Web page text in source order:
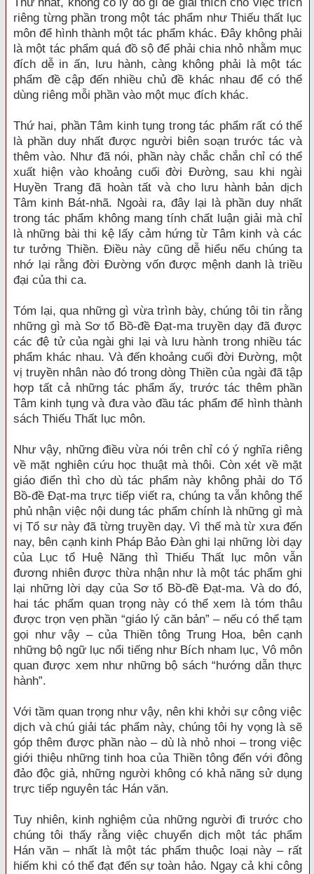
riêng từng phần trong một tác phẩm như Thiếu thất lục
môn để hình thành một tác phẩm khác. Đây không phải
là một tác phẩm quá đồ sộ để phải chia nhỏ nhằm mục
đích dễ in ấn, lưu hành, càng không phải là một tác
phẩm đề cập đến nhiều chủ đề khác nhau để có thể
dùng riêng mỗi phần vào một mục đích khác.
Thứ hai, phần Tâm kinh tụng trong tác phẩm rất có thể
là phần duy nhất được người biên soạn trước tác và
thêm vào. Như đã nói, phần này chắc chắn chỉ có thể
xuất hiện vào khoảng cuối đời Đường, sau khi ngài
Huyền Trang đã hoàn tất và cho lưu hành bản dịch
Tâm kinh Bát-nhã. Ngoài ra, đây lại là phần duy nhất
trong tác phẩm không mang tính chất luận giải mà chỉ
là những bài thi kệ lấy cảm hứng từ Tâm kinh và các
tư tưởng Thiền. Điều này cũng dễ hiểu nếu chúng ta
nhớ lại rằng đời Đường vốn được mệnh danh là triều
đại của thi ca.
Tóm lại, qua những gì vừa trình bày, chúng tôi tin rằng
những gì mà Sơ tổ Bồ-đề Đạt-ma truyền dạy đã được
các đệ tử của ngài ghi lại và lưu hành trong nhiều tác
phẩm khác nhau. Và đến khoảng cuối đời Đường, một
vị truyền nhân nào đó trong dòng Thiền của ngài đã tập
hợp tất cả những tác phẩm ấy, trước tác thêm phần
Tâm kinh tụng và đưa vào đầu tác phẩm để hình thành
sách Thiếu Thất lục môn.
Như vậy, những điều vừa nói trên chỉ có ý nghĩa riêng
về mặt nghiên cứu học thuật mà thôi. Còn xét về mặt
giáo điển thì cho dù tác phẩm này không phải do Tổ
Bồ-đề Đạt-ma trực tiếp viết ra, chúng ta vẫn không thể
phủ nhận việc nội dung tác phẩm chính là những gì mà
vị Tổ sư này đã từng truyền dạy. Vì thế mà từ xưa đến
nay, bên cạnh kinh Pháp Bảo Đàn ghi lại những lời dạy
của Lục tổ Huệ Năng thì Thiếu Thất lục môn vẫn
đương nhiên được thừa nhận như là một tác phẩm ghi
lại những lời dạy của Sơ tổ Bồ-đề Đạt-ma. Và do đó,
hai tác phẩm quan trọng này có thể xem là tóm thâu
được trọn vẹn phần “giáo lý căn bản” – nếu có thể tạm
gọi như vậy – của Thiền tông Trung Hoa, bên cạnh
những bộ ngữ lục nổi tiếng như Bích nham lục, Vô môn
quan được xem như những bộ sách “hướng dẫn thực
hành”.
Với tầm quan trọng như vậy, nên khi khởi sự công việc
dịch và chú giải tác phẩm này, chúng tôi hy vọng là sẽ
góp thêm được phần nào – dù là nhỏ nhoi – trong việc
giới thiệu những tinh hoa của Thiền tông đến với đông
đảo độc giả, những người không có khả năng sử dụng
trực tiếp nguyên tác Hán văn.
Tuy nhiên, kinh nghiệm của những người đi trước cho
chúng tôi thấy rằng việc chuyển dịch một tác phẩm
Hán văn – nhất là một tác phẩm thuộc loại này – rất
hiếm khi có thể đạt đến sự toàn hảo. Ngay cả khi công